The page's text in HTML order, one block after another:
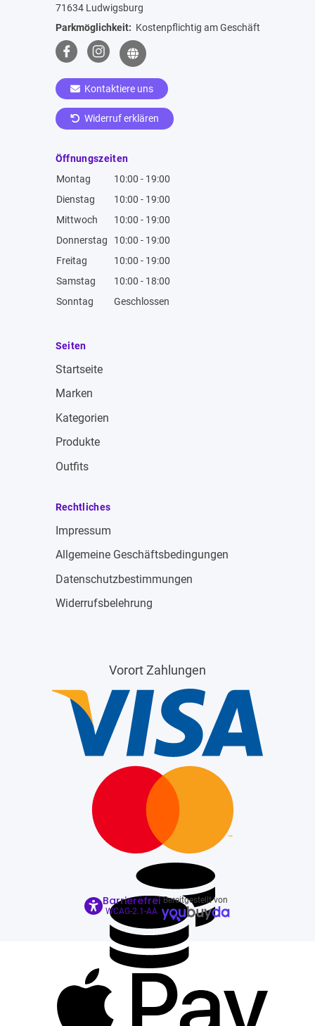
71634 Ludwigsburg
Parkmöglichkeit: Kostenpflichtig am Geschäft
Kontaktiere uns
Widerruf erklären
Öffnungszeiten
Montag
10:00 - 19:00
Dienstag
10:00 - 19:00
Mittwoch
10:00 - 19:00
Donnerstag
10:00 - 19:00
Freitag
10:00 - 19:00
Samstag
10:00 - 18:00
Sonntag
Geschlossen
Seiten
Startseite
Marken
Kategorien
Produkte
Outfits
Rechtliches
Impressum
Allgemeine Geschäftsbedingungen
Datenschutzbestimmungen
Widerrufsbelehrung
Vorort Zahlungen
Barrierefrei
WCAG-2.1-AA
Bereitgestellt von